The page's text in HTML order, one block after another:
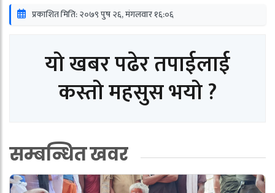
प्रकाशित मिति: २०७९ पुष २६, मंगलवार १६:०६
यो खबर पढेर तपाईलाई
कस्तो महसुस भयो ?
सम्बन्धित खवर